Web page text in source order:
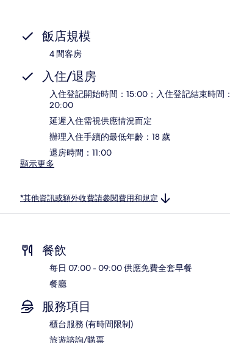
飯店規模
4 間客房
入住/退房
入住登記開始時間：15:00；入住登記結束時間：
20:00
延遲入住需視供應情況而定
辦理入住手續的最低年齡：18 歲
退房時間：11:00
顯示更多
*其他資訊或額外收費請參閱費用和規定
餐飲
每日 07:00 - 09:00 供應免費全套早餐
餐廳
服務項目
櫃台服務 (有時間限制)
旅遊諮詢/購票